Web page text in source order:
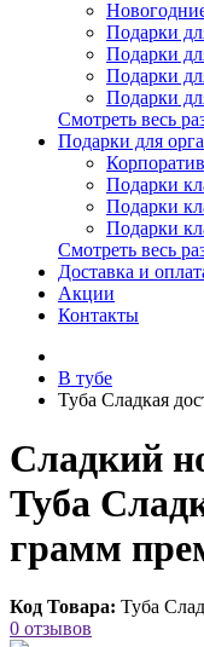
Подарки
Подарки
Подарки
Подарки
Смотреть весь
Подарки для
Подарки
Подарки
Подарки
Смотреть весь
Доставка и
Акции
Контакты
В тубе
Туба Сладкая
Сладкий
Туба
грамм
Код Товара: Туба
0 отзывов